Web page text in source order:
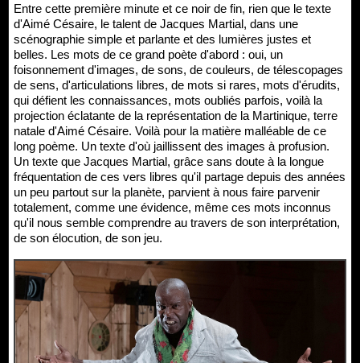
Entre cette première minute et ce noir de fin, rien que le texte
d'Aimé Césaire, le talent de Jacques Martial, dans une
scénographie simple et parlante et des lumières justes et
belles. Les mots de ce grand poète d'abord : oui, un
foisonnement d'images, de sons, de couleurs, de télescopages
de sens, d'articulations libres, de mots si rares, mots d'érudits,
qui défient les connaissances, mots oubliés parfois, voilà la
projection éclatante de la représentation de la Martinique, terre
natale d'Aimé Césaire. Voilà pour la matière malléable de ce
long poème. Un texte d'où jaillissent des images à profusion.
Un texte que Jacques Martial, grâce sans doute à la longue
fréquentation de ces vers libres qu'il partage depuis des années
un peu partout sur la planète, parvient à nous faire parvenir
totalement, comme une évidence, même ces mots inconnus
qu'il nous semble comprendre au travers de son interprétation,
de son élocution, de son jeu.